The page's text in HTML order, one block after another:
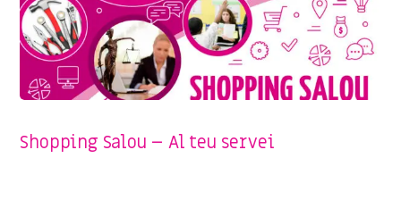
Shopping Salou – Al teu servei